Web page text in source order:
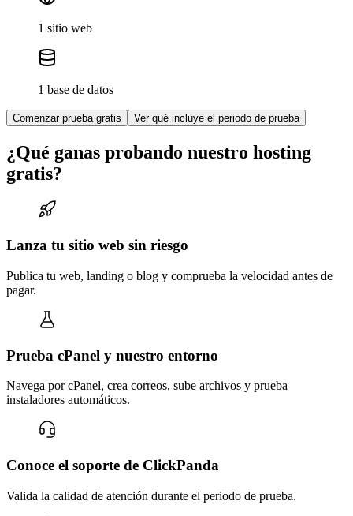
1 sitio web
1 base de datos
Comenzar prueba gratis Ver qué incluye el periodo de prueba
¿Qué ganas probando nuestro hosting
gratis?
Lanza tu sitio web sin riesgo
Publica tu web, landing o blog y comprueba la velocidad antes de
pagar.
Prueba cPanel y nuestro entorno
Navega por cPanel, crea correos, sube archivos y prueba
instaladores automáticos.
Conoce el soporte de ClickPanda
Valida la calidad de atención durante el periodo de prueba.